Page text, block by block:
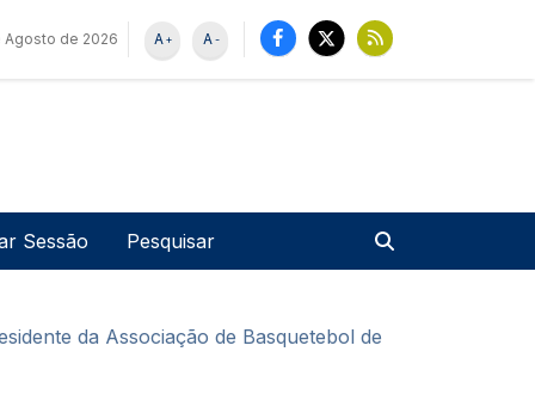
Agosto de 2026 -
A
+
A
de utilizador
Sessão
da Associação de Basquetebol de